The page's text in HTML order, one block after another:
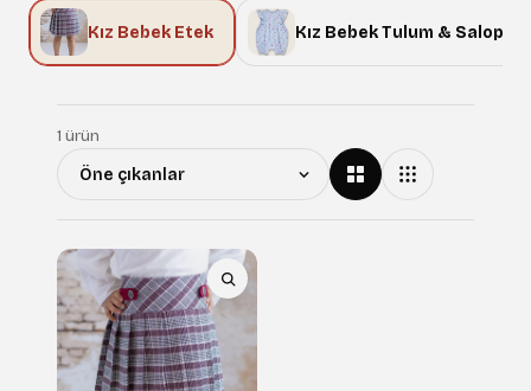
için güvenli bir kullanım sağlar; bluz ve bodylerle
kolayca kombinlenir.
Kız Bebek Etek Kız Bebek Tulum & Salopet
1 ürün